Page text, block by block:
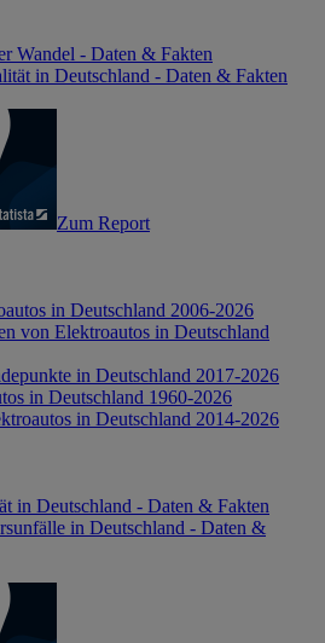
Wandel - Daten & Fakten
in Deutschland - Daten & Fakten
Zum Report
in Deutschland 2006-2026
von Elektroautos in Deutschland
in Deutschland 2017-2026
in Deutschland 1960-2026
in Deutschland 2014-2026
in Deutschland - Daten & Fakten
in Deutschland - Daten &